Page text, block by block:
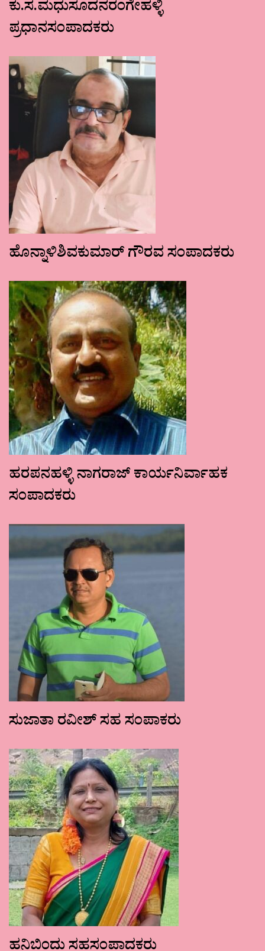
ಕು.ಸ.ಮಧುಸೂದನರಂಗೇಹಳ್ಳಿ
ಪ್ರಧಾನಸಂಪಾದಕರು
ಹೊನ್ನಾಳಿಶಿವಕುಮಾರ್ ಗೌರವ ಸಂಪಾದಕರು
ಹರಪನಹಳ್ಳಿ ನಾಗರಾಜ್ ಕಾರ್ಯನಿರ್ವಾಹಕ
ಸಂಪಾದಕರು
ಸುಜಾತಾ ರವೀಶ್ ಸಹ ಸಂಪಾಕರು